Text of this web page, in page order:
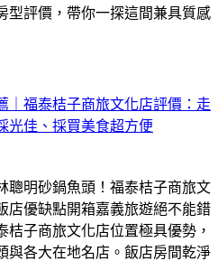
型評價，帶你一探這間兼具質感
｜福泰桔子商旅文化店評價：走
光佳、採買美食超方便
聰明砂鍋魚頭！福泰桔子商旅文
店優缺點開箱​嘉義旅遊絕不能錯
子商旅文化店位置極具優勢，
與各大在地名店。飯店房間乾淨